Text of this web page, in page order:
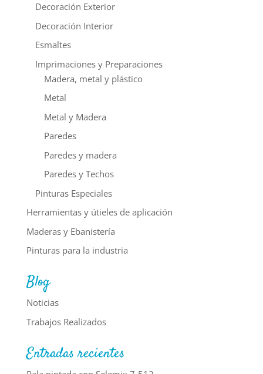
Decoración Exterior
Decoración Interior
Esmaltes
Imprimaciones y Preparaciones
Madera, metal y plástico
Metal
Metal y Madera
Paredes
Paredes y madera
Paredes y Techos
Pinturas Especiales
Herramientas y útieles de aplicación
Maderas y Ebanistería
Pinturas para la industria
Blog
Noticias
Trabajos Realizados
Entradas recientes